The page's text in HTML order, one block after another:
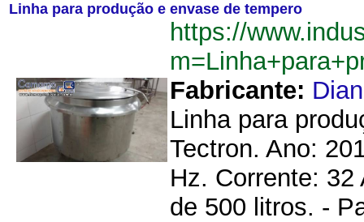
Linha para produção e envase de tempero
https://
Fabricante:
Linha para
Tectron. Ano:
Hz. Corrente:
de 500 litros. -